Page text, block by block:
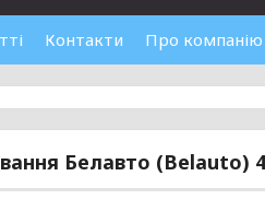
Контакти Про компанію
Белавто (Belauto)